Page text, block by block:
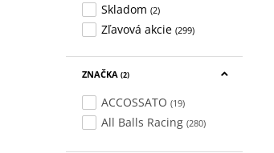
Skladom (2)
Zľavová akcie (299)
ZNAČKA (2)
ACCOSSATO (19)
All Balls Racing (280)